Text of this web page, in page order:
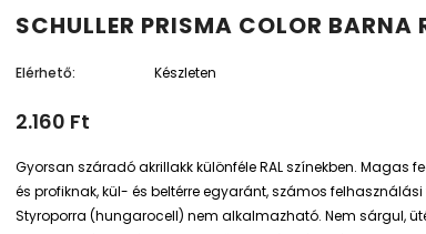
SCHULLER PRISMA COLOR BARNA
Elérhető: Készleten
2.160 Ft
Gyorsan száradó akrillakk különféle RAL színekben. Magas
és profiknak, kül- és beltérre egyaránt, számos
Styroporra (hungarocell) nem alkalmazható. Nem sárgul,